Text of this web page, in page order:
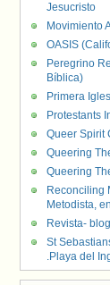
Jesucristo
Movimiento
OASIS
Peregrino
Bíblica)
Primera
Protestants
Queer Spirit
Queering
Queering
Reconciling
Metodista,
Revista-
St
.Playa del